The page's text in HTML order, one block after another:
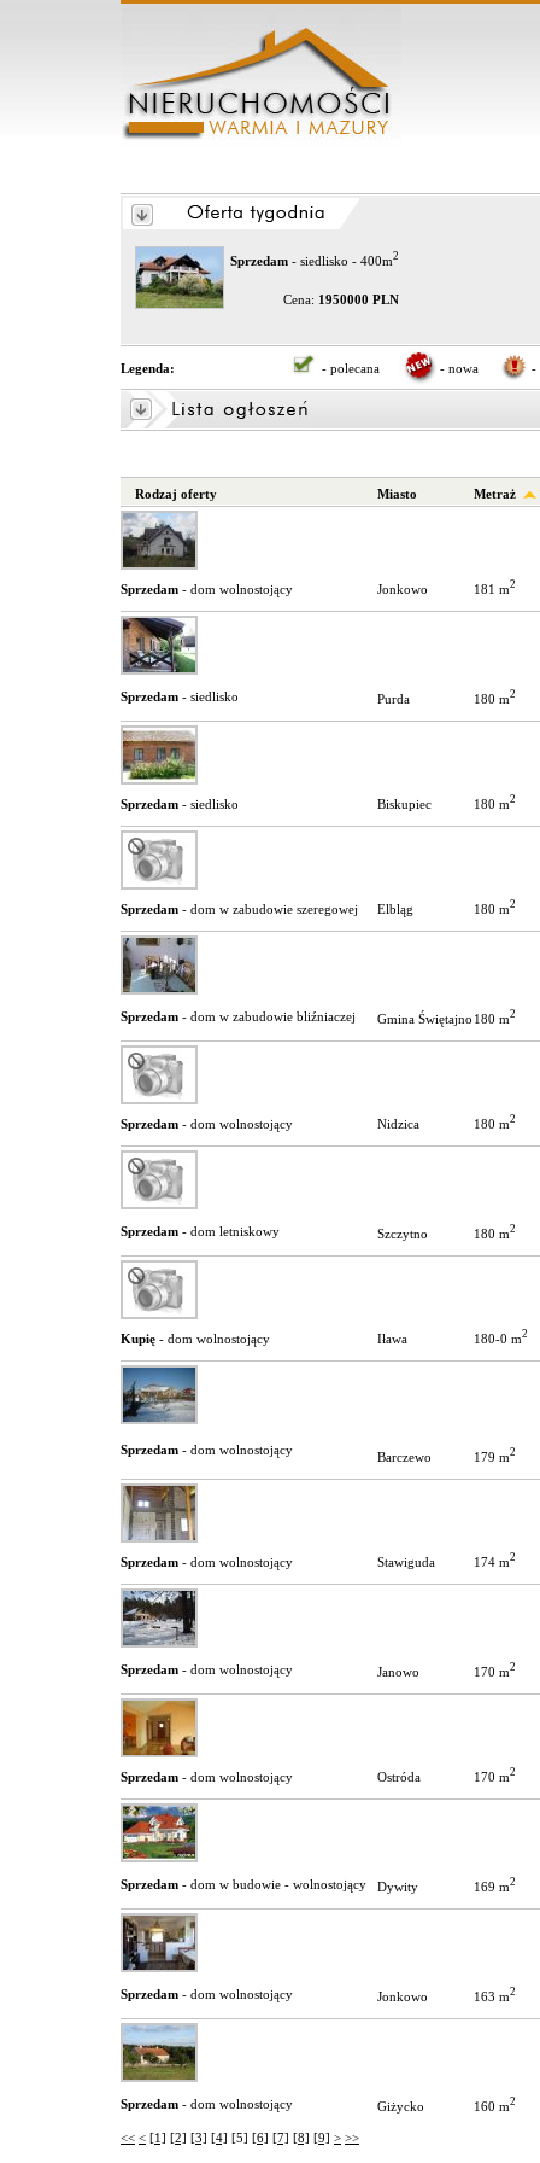
Sprzedam - siedlisko - 400m2
Cena: 1950000 PLN
Legenda: - polecana - nowa -
Rodzaj oferty Miasto Metraż
Jonkowo 181 m2
Sprzedam - dom wolnostojący
Purda 180 m2
Sprzedam - siedlisko
Biskupiec 180 m2
Sprzedam - siedlisko
Elbląg 180 m2
Sprzedam - dom w zabudowie szeregowej
Gmina Świętajno 180 m2
Sprzedam - dom w zabudowie bliźniaczej
Nidzica 180 m2
Sprzedam - dom wolnostojący
Szczytno 180 m2
Sprzedam - dom letniskowy
Iława 180-0 m2
Kupię - dom wolnostojący
Barczewo 179 m2
Sprzedam - dom wolnostojący
Stawiguda 174 m2
Sprzedam - dom wolnostojący
Janowo 170 m2
Sprzedam - dom wolnostojący
Ostróda 170 m2
Sprzedam - dom wolnostojący
Dywity 169 m2
Sprzedam - dom w budowie - wolnostojący
Jonkowo 163 m2
Sprzedam - dom wolnostojący
Giżycko 160 m2
Sprzedam - dom wolnostojący
<< < [1] [2] [3] [4] [5] [6] [7] [8] [9] > >>